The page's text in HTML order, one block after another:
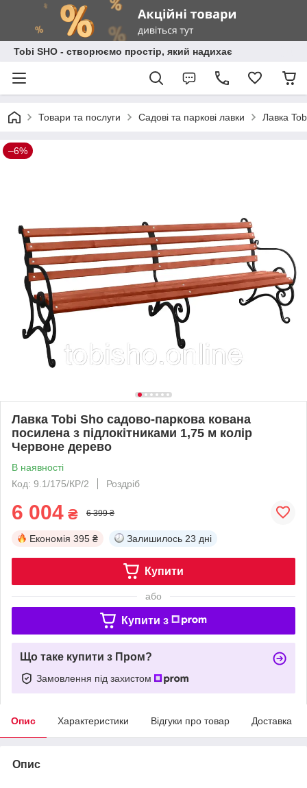
Tobi SHO - створюємо простір, який надихає
Товари та послуги Садові та паркові лавки Лавка
–6%
Лавка Tobi Sho садово-паркова кована
посилена з підлокітниками 1,75 м колір
Червоне дерево
В наявності
Код: 9.1/175/КР/2
Роздріб
6 004 ₴ 6 399 ₴
Економія 395 ₴ Залишилось 23 дні
Купити
або
Купити з
Що таке купити з Пром?
Замовлення під захистом
Опис Характеристики Відгуки про товар Доставка
Опис